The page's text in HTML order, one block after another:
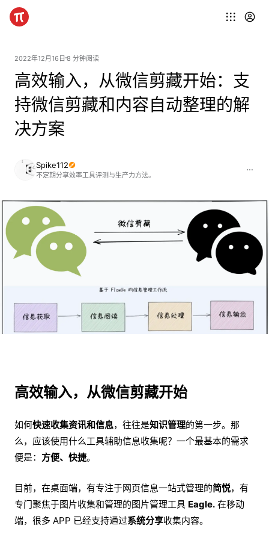
2022年12月16日 8 分钟阅读
高效输入，从微信剪藏开始：支
持微信剪藏和内容自动整理的解
决方案
Spike112
不定期分享效率工具评测与生产力方法。
高效输入，从微信剪藏开始
如何快速收集资讯和信息，往往是知识管理的第一步。那
么，应该使用什么工具辅助信息收集呢？一个最基本的需求
便是： 方便、快捷。
目前，在桌面端，有专注于网页信息一站式管理的简悦，有
专门聚焦于图片收集和管理的图片管理工具 Eagle. 在移动
端，很多 APP 已经支持通过系统分享收集内容。